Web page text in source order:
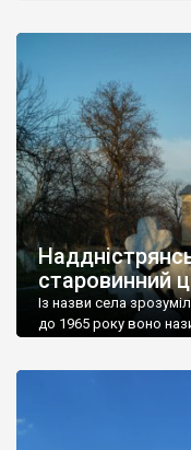
старовинний цвинтар
збереглися,
мовою. За всіма
український. Хрести
роках Болган […]
старовинний
Із назви села
до 1965 року воно
Наддністрянське
сіл. У селі є